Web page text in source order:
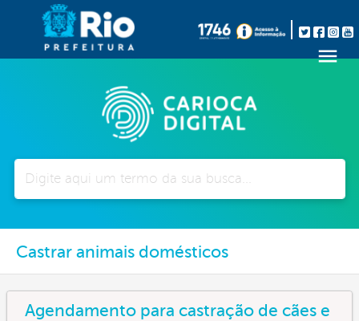
Castrar animais domésticos
Agendamento para castração de cães e